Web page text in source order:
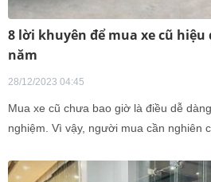
8 lời khuyên để mua xe cũ
năm
28/12/2023 04:45
Mua xe cũ chưa bao giờ là điều dễ
nghiệm. Vì vậy, người mua cần nghiên